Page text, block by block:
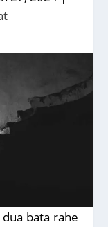
bata rahe